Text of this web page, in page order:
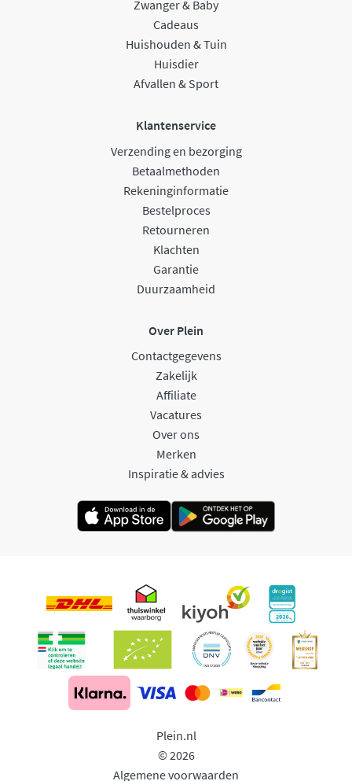
Zwanger & Baby
Cadeaus
Huishouden & Tuin
Huisdier
Afvallen & Sport
Klantenservice
Verzending en bezorging
Betaalmethoden
Rekeninginformatie
Bestelproces
Retourneren
Klachten
Garantie
Duurzaamheid
Over Plein
Contactgegevens
Zakelijk
Affiliate
Vacatures
Over ons
Merken
Inspiratie & advies
Plein.nl
© 2026
Algemene voorwaarden